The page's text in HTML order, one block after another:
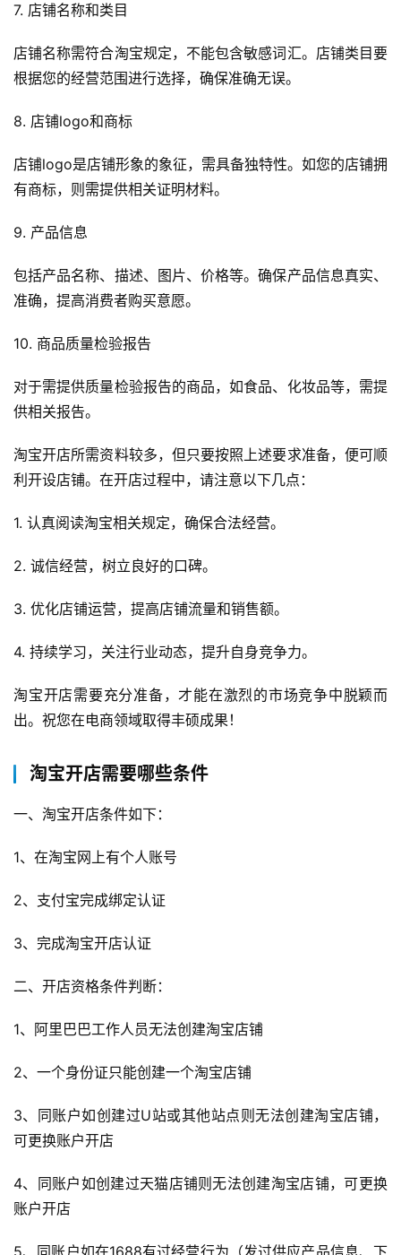
7. 店铺名称和类目
店铺名称需符合淘宝规定，不能包含敏感词汇。店铺类目要
根据您的经营范围进行选择，确保准确无误。
8. 店铺logo和商标
店铺logo是店铺形象的象征，需具备独特性。如您的店铺拥
有商标，则需提供相关证明材料。
9. 产品信息
包括产品名称、描述、图片、价格等。确保产品信息真实、
准确，提高消费者购买意愿。
10. 商品质量检验报告
对于需提供质量检验报告的商品，如食品、化妆品等，需提
供相关报告。
淘宝开店所需资料较多，但只要按照上述要求准备，便可顺
利开设店铺。在开店过程中，请注意以下几点：
1. 认真阅读淘宝相关规定，确保合法经营。
2. 诚信经营，树立良好的口碑。
3. 优化店铺运营，提高店铺流量和销售额。
4. 持续学习，关注行业动态，提升自身竞争力。
淘宝开店需要充分准备，才能在激烈的市场竞争中脱颖而
出。祝您在电商领域取得丰硕成果！
淘宝开店需要哪些条件
一、淘宝开店条件如下：
1、在淘宝网上有个人账号
2、支付宝完成绑定认证
3、完成淘宝开店认证
二、开店资格条件判断：
1、阿里巴巴工作人员无法创建淘宝店铺
2、一个身份证只能创建一个淘宝店铺
3、同账户如创建过U站或其他站点则无法创建淘宝店铺，
可更换账户开店
4、同账户如创建过天猫店铺则无法创建淘宝店铺，可更换
账户开店
5、同账户如在1688有过经营行为（发过供应产品信息、下